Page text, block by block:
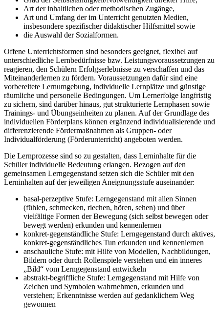
Art der inhaltlichen oder methodischen Zugänge,
Art und Umfang der im Unterricht genutzten Medien,
insbesondere spezifischer didaktischer Hilfsmittel sowie
die Auswahl der Sozialformen.
Offene Unterrichtsformen sind besonders geeignet, flexibel auf
unterschiedliche Lernbedürfnisse bzw. Leistungsvoraussetzungen zu
reagieren, den Schülern Erfolgserlebnisse zu verschaffen und das
Miteinanderlernen zu fördern. Voraussetzungen dafür sind eine
vorbereitete Lernumgebung, individuelle Lernplätze und günstige
räumliche und personelle Bedingungen. Um Lernerfolge langfristig
zu sichern, sind darüber hinaus, gut strukturierte Lernphasen sowie
Trainings- und Übungseinheiten zu planen. Auf der Grundlage des
individuellen Förderplans können ergänzend individualisierende und
differenzierende Fördermaßnahmen als Gruppen- oder
Individualförderung (Förderunterricht) angeboten werden.
Die Lernprozesse sind so zu gestalten, dass Lerninhalte für die
Schüler individuelle Bedeutung erlangen. Bezogen auf den
gemeinsamen Lerngegenstand setzen sich die Schüler mit den
Lerninhalten auf der jeweiligen Aneignungsstufe auseinander:
basal-perzeptive Stufe: Lerngegenstand mit allen Sinnen
(fühlen, schmecken, riechen, hören, sehen) und über
vielfältige Formen der Bewegung (sich selbst bewegen oder
bewegt werden) erkunden und kennenlernen
konkret-gegenständliche Stufe: Lerngegenstand durch aktives,
konkret-gegenständliches Tun erkunden und kennenlernen
anschauliche Stufe: mit Hilfe von Modellen, Nachbildungen,
Bildern oder durch Rollenspiele verstehen und ein inneres
„Bild“ vom Lerngegenstand entwickeln
abstrakt-begriffliche Stufe: Lerngegenstand mit Hilfe von
Zeichen und Symbolen wahrnehmen, erkunden und
verstehen; Erkenntnisse werden auf gedanklichem Weg
gewonnen